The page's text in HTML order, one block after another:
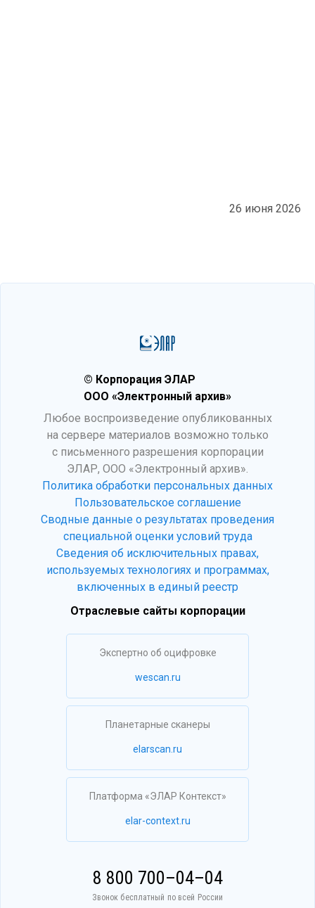
26 июня 2026
© Корпорация ЭЛАР
ООО «Электронный архив»
Любое воспроизведение опубликованных
на сервере материалов возможно только
с письменного разрешения корпорации
ЭЛАР, ООО «Электронный архив».
Политика обработки персональных данных
Пользовательское соглашение
Сводные данные о результатах проведения
специальной оценки условий труда
Сведения об исключительных правах,
используемых технологиях и программах,
включенных в единый реестр
Отраслевые сайты корпорации
Экспертно об оцифровке
wescan.ru
Планетарные сканеры
elarscan.ru
Платформа «ЭЛАР Контекст»
elar-context.ru
8 800 700–04–04
Звонок бесплатный по всей России